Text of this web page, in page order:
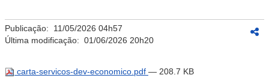
Publicação: 11/05/2026 04h57
Última modificação: 01/06/2026 20h20
carta-servicos-dev-economico.pdf — 208.7 KB